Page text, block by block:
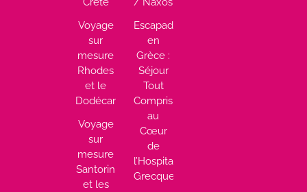
Voyage
sur
mesure
Rhodes
et le
Dodécanèse
Voyage
sur
mesure
Santorin
et les
Escapade
en
Grèce :
Séjour
Tout
Compris
au
Cœur
de
l’Hospitalité
Grecque